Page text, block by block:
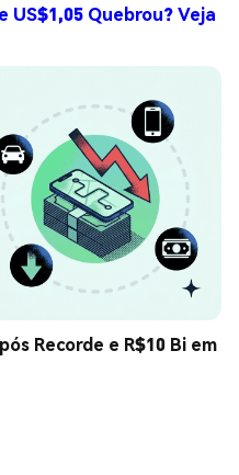
US$1,05 Quebrou? Veja
Recorde e R$10 Bi em